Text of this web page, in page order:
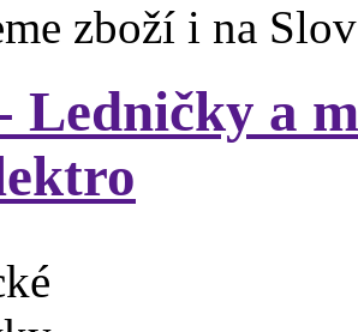
zboží i na
Ledničky a